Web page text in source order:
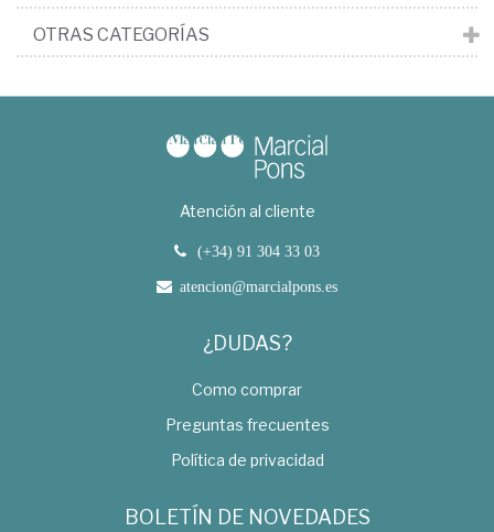
OTRAS CATEGORÍAS
Atención al cliente
(+34) 91 304 33 03
atencion@marcialpons.es
¿DUDAS?
Como comprar
Preguntas frecuentes
Política de privacidad
BOLETÍN DE NOVEDADES